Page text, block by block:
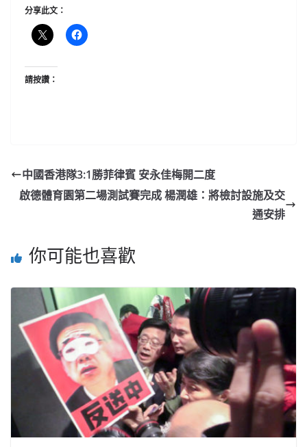
分享此文：
請按讚：
中國香港隊3:1勝菲律賓 安永佳梅開二度
啟德體育園第二場測試賽完成 楊潤雄：將檢討設施及交
通安排
你可能也喜歡